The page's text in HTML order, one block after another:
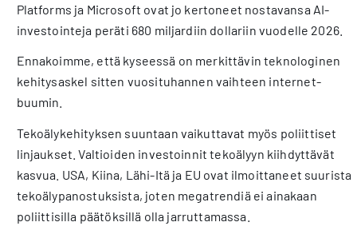
Platforms ja Microsoft ovat jo kertoneet nostavansa AI-
investointeja peräti 680 miljardiin dollariin vuodelle 2026.
Ennakoimme, että kyseessä on merkittävin teknologinen
kehitysaskel sitten vuosituhannen vaihteen internet-
buumin.
Tekoälykehityksen suuntaan vaikuttavat myös poliittiset
linjaukset. Valtioiden investoinnit tekoälyyn kiihdyttävät
kasvua. USA, Kiina, Lähi-Itä ja EU ovat ilmoittaneet suurista
tekoälypanostuksista, joten megatrendiä ei ainakaan
poliittisilla päätöksillä olla jarruttamassa.